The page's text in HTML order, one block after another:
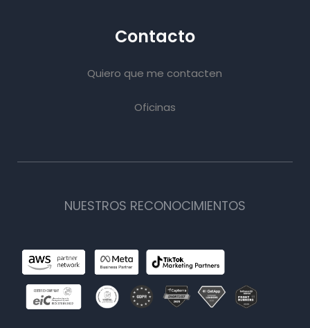
Contacto
Quiero que me contacten
Oficinas
NUESTROS RECONOCIMIENTOS